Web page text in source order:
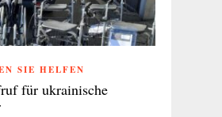
SIE HELFEN
für ukrainische